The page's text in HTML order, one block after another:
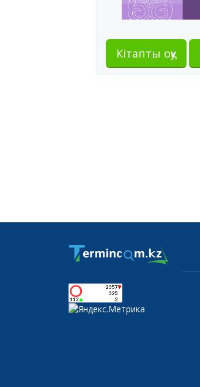
Кітапты оқу